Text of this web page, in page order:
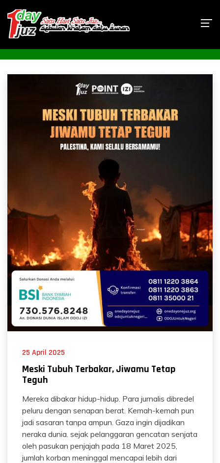
25 April 2025
Meski Tubuh Terbakar, Jiwamu Tetap
Teguh
Mereka dibakar hidup-hidup. Para jurnalis dibredel
peluru dengan senapan berat. Kemah-kemah pun
jadi sasaran tanpa ampun. Gaza ingin dijadikan
neraka dunia. sejak pelanggaran gencatan senjata
oleh pasukan penjajah pada 18 Maret 2025,
jumlah korban meninggal mencapai lebih dari